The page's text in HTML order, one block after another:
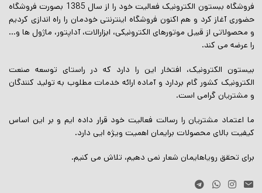
فروشگاه ببستون الکترونیک فعالیت خود را از سال 1385 بصورت فروشگاه
حضوری آغاز کرد و هم اکنون فروشگاه اینترنتی خودمان را راه اندازی کردیم
و محصولاتی از قبیل موتورهای الکترونیکی، ابزارالات، آداپتور، ماژول ها و…
را عرضه می کند.
بیستون الکترونیک، افتخار این را دارد که در راستای توسعه صنعت
الکترونیک کشور گام بردارد و آماده ارائه خدمات مطلوب به تولید کنندگان
و مشتریان گرامی است.
ما اعتماد مشتریان را رسالت فعالیت خود قرار داده ایم و بر این اساس
کیفیت بالای محصولات برایمان اهمیت ویژه ایی دارد.
برای تحقق رویاهایمان شعار نمی دهیم، تلاش می کنیم.